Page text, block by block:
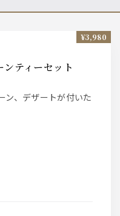
ンティーセット
¥3,980